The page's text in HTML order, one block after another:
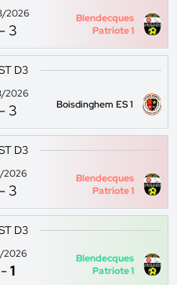
2026
- 3
Blendecques
Patriote 1
D3
2026
- 3 Boisdinghem ES 1
D3
2026
- 3
Blendecques
Patriote 1
D3
2026
-1
Blendecques
Patriote 1